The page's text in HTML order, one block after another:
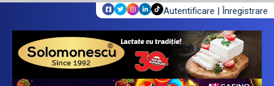
Autentificare | Înregistrare